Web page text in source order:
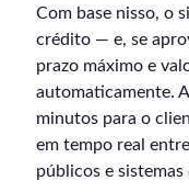
Com base nisso, o
crédito — e, se
prazo máximo e
automaticamente.
minutos para o
em tempo real
públicos e